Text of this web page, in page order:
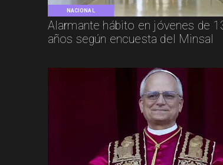
NACIONAL
Alarmante hábito en jóvenes de
años según encuesta del Minsal